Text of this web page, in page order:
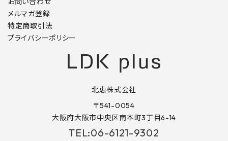
メルマガ登録
特定商取引法
プライバシーポリシー
北恵株式会社
〒541-0054
大阪府大阪市中央区南本町3丁目6-14
TEL:06-6121-9302